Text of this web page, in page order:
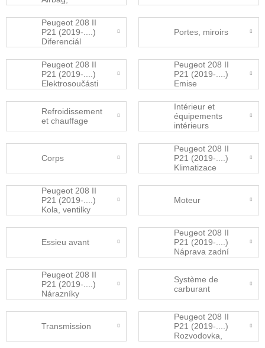
pásy
Peugeot 208 II
P21 (2019-....)
Diferenciál
Portes, miroirs
Peugeot 208 II
P21 (2019-....)
Elektrosoučásti
Peugeot 208 II
P21 (2019-....)
Emise
Refroidissement
et chauffage
Intérieur et
équipements
intérieurs
Corps
Peugeot 208 II
P21 (2019-....)
Klimatizace
Peugeot 208 II
P21 (2019-....)
Kola, ventilky
Moteur
Essieu avant
Peugeot 208 II
P21 (2019-....)
Náprava zadní
Peugeot 208 II
P21 (2019-....)
Nárazníky
Système de
carburant
Transmission
Peugeot 208 II
P21 (2019-....)
Rozvodovka,